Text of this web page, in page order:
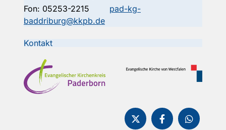
Fon: 05253-2215
pad-kg-
baddriburg@kkpb.de
Kontakt